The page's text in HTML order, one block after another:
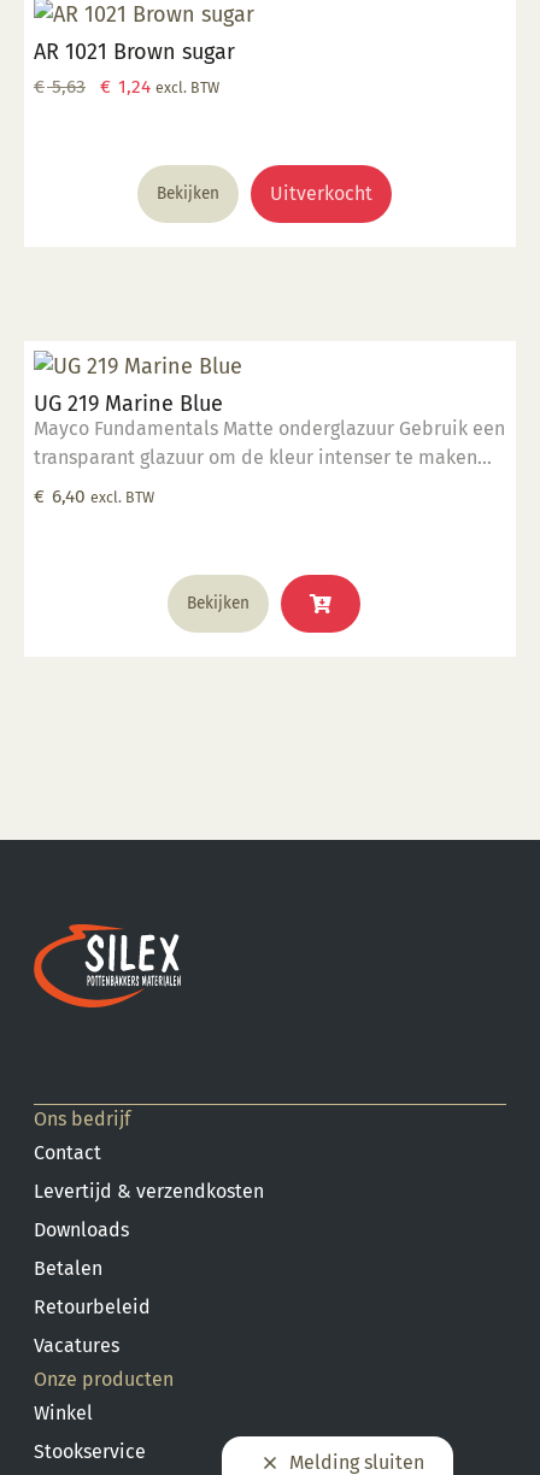
Melding sluiten
AR 1021 Brown sugar
€5,63
Oorspronkelijke
€ 5,63.
€ 1,24Huidige
€ 1,24.
excl. BTW
Bekijken Uitverkocht
UG 219 Marine Blue
Mayco Fundamentals Matte onderglazuur Gebruik een
transparant glazuur om de kleur intenser te maken
Geschikt voor gebruiksgoed mits er een transparant
€ 6,40 excl. BTW
Bekijken
Ons bedrijf
Contact
Levertijd & verzendkosten
Downloads
Betalen
Retourbeleid
Vacatures
Onze producten
Winkel
Stookservice